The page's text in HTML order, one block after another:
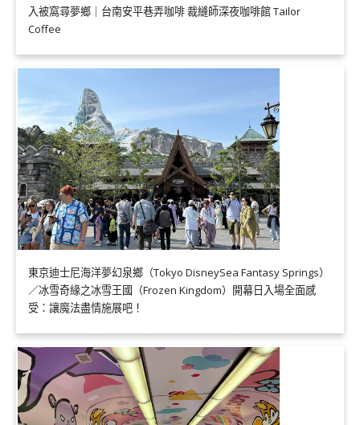
入被窩尋夢鄉｜台南安平巷弄咖啡 裁縫師深夜咖啡館 Tailor
Coffee
東京迪士尼海洋夢幻泉鄉（Tokyo DisneySea Fantasy Springs）
／冰雪奇緣之冰雪王國（Frozen Kingdom）開幕日入場全面感
受：讓魔法盡情施展吧！